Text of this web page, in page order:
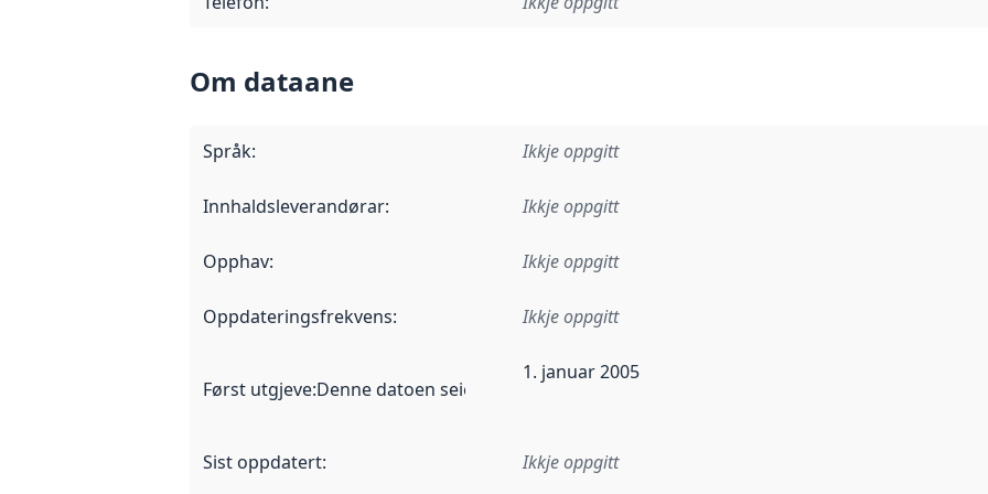
Om dataane
Språk: Ikkje oppgitt
Innhaldsleverandørar: Ikkje oppgitt
Opphav: Ikkje oppgitt
Oppdateringsfrekvens: Ikkje oppgitt
Først utgjeve:Denne datoen seier når dataa i dette datasettet først blei utgitt. Det kan ha
1. januar 2005
Sist oppdatert: Ikkje oppgitt